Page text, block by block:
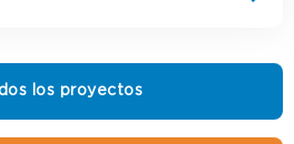
los proyectos